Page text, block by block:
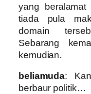
yang
tiada pula
domain
Sebarang
kemudian.
beliamuda:
berbaur politik…